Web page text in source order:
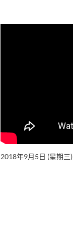
2018年9月5日 (星期三)